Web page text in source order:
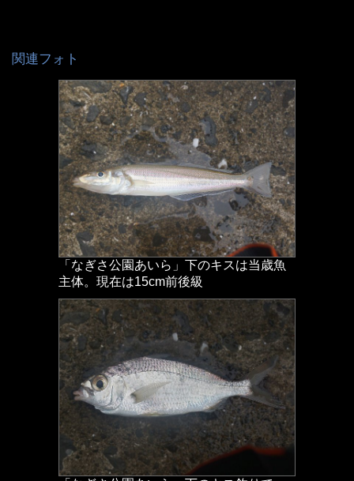
関連フォト
「なぎさ公園あいら」下のキスは当歳魚
主体。現在は15cm前後級